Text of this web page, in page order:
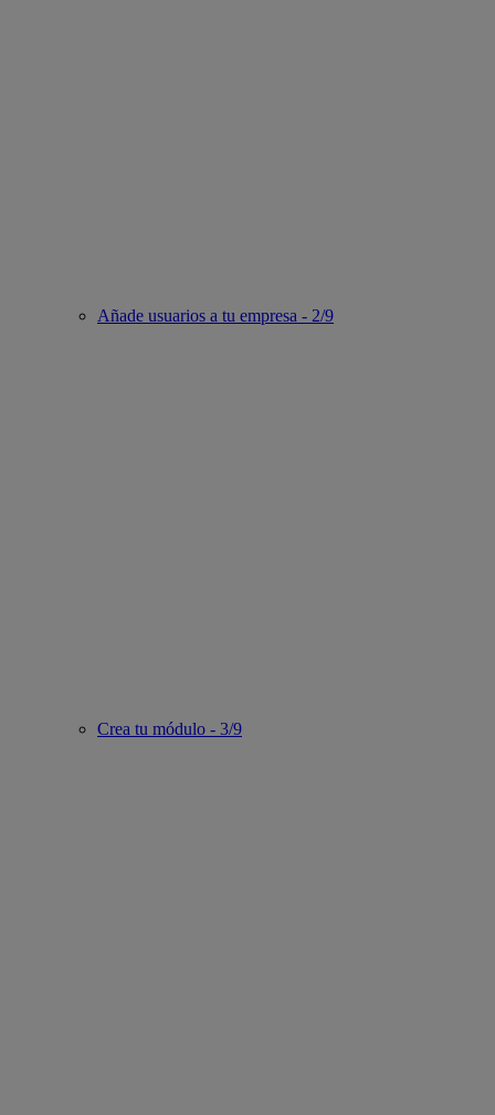
Añade usuarios a tu empresa - 2/9
Crea tu módulo - 3/9